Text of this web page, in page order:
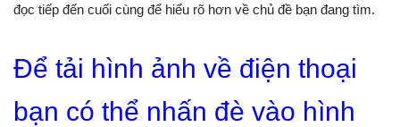
đọc tiếp đến cuối cùng để hiểu rõ hơn về chủ đề bạn đang tìm.
Để tải hình ảnh về điện thoại
bạn có thể nhấn đè vào hình